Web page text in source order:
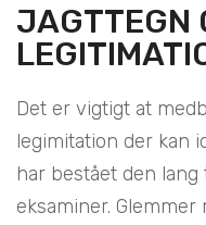
JAGTTEGN
Det er vigtigt at
legimitation der kan
har bestået den
eksaminer.